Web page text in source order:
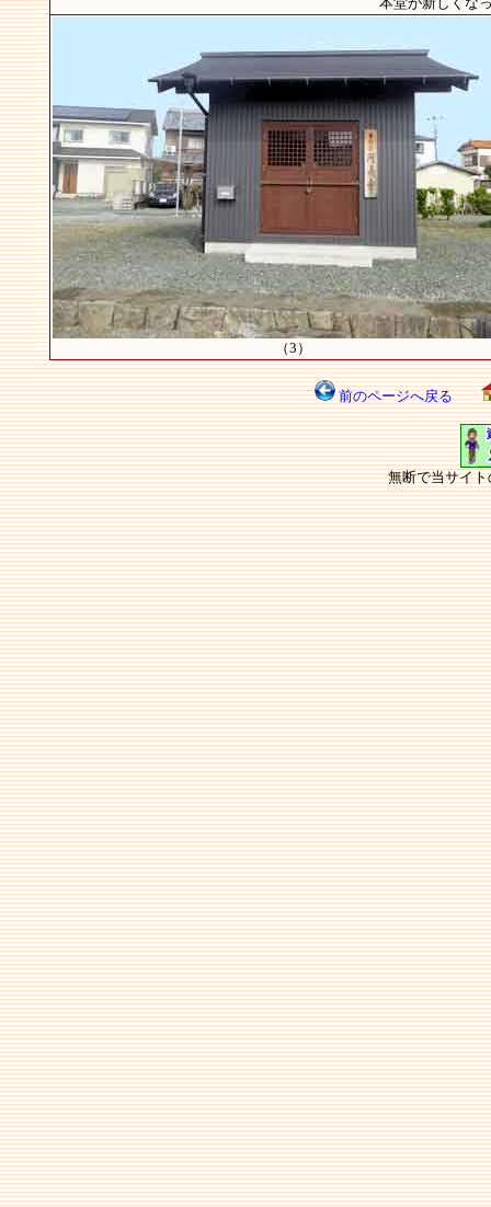
（3）
前のページへ戻る
無断で当サイ